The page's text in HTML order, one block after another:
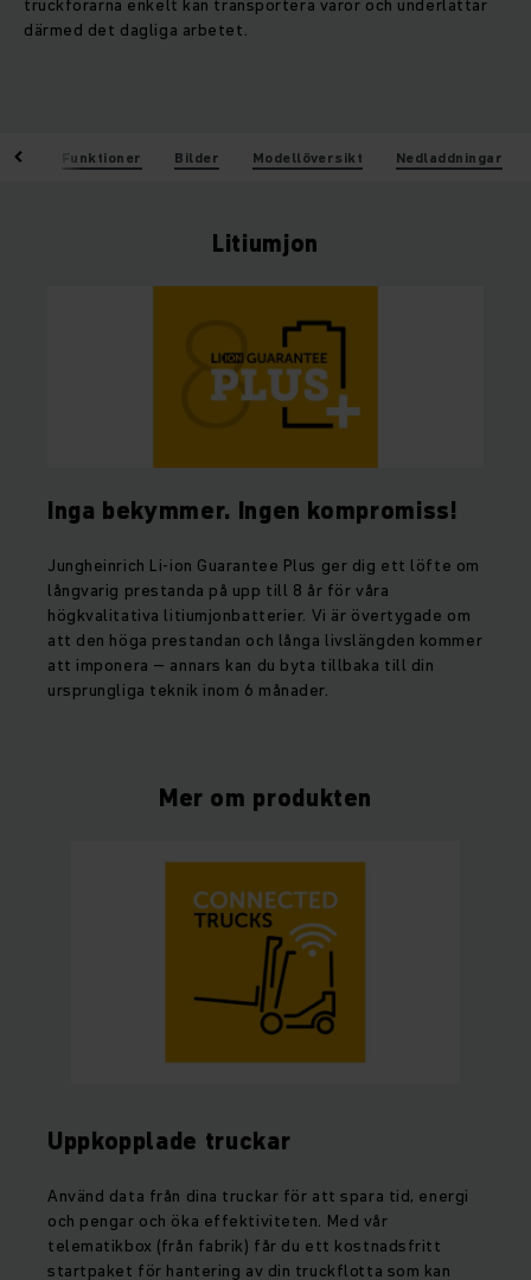
därmed det dagliga arbetet.
Funktioner Bilder Modellöversikt Nedladdningar
Litiumjon
Inga bekymmer. Ingen kompromiss!
Jungheinrich Li-ion Guarantee Plus ger dig ett löfte om
långvarig prestanda på upp till 8 år för våra
högkvalitativa litiumjonbatterier. Vi är övertygade om
att den höga prestandan och långa livslängden kommer
att imponera – annars kan du byta tillbaka till din
ursprungliga teknik inom 6 månader.
Mer om produkten
Uppkopplade truckar
Använd data från dina truckar för att spara tid, energi
och pengar och öka effektiviteten. Med vår
telematikbox (från fabrik) får du ett kostnadsfritt
startpaket för hantering av din truckflotta som kan